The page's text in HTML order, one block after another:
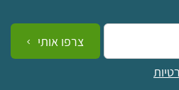
צרפו אותי